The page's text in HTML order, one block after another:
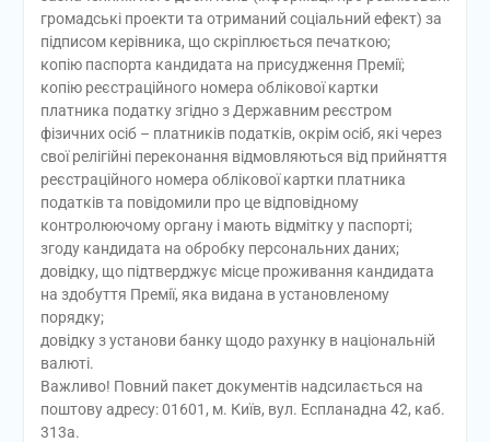
громадські проекти та отриманий соціальний ефект) за
підписом керівника, що скріплюється печаткою;
копію паспорта кандидата на присудження Премії;
копію реєстраційного номера облікової картки
платника податку згідно з Державним реєстром
фізичних осіб – платників податків, окрім осіб, які через
свої релігійні переконання відмовляються від прийняття
реєстраційного номера облікової картки платника
податків та повідомили про це відповідному
контролюючому органу і мають відмітку у паспорті;
згоду кандидата на обробку персональних даних;
довідку, що підтверджує місце проживання кандидата
на здобуття Премії, яка видана в установленому
порядку;
довідку з установи банку щодо рахунку в національній
валюті.
Важливо! Повний пакет документів надсилається на
поштову адресу: 01601, м. Київ, вул. Еспланадна 42, каб.
313а.